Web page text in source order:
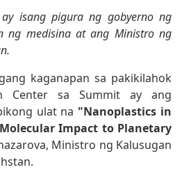
isang pigura ng gobyerno ng
ng medisina at ang Ministro ng
kaganapan sa pakikilahok
Center sa Summit ay ang
ulat na "Nanoplastics in
Impact to Planetary
Ministro ng Kalusugan